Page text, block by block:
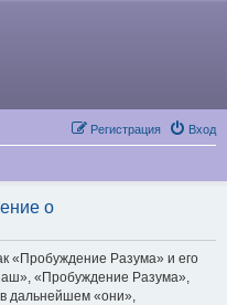
Вход
Регистрация
о
«Пробуждение Разума» и его
«Пробуждение Разума»,
дальнейшем «они»,